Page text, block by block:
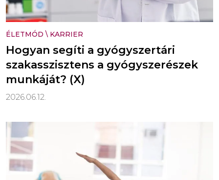
ÉLETMÓD \ KARRIER
Hogyan segíti a gyógyszertári
szakasszisztens a gyógyszerészek
munkáját? (X)
2026.06.12.